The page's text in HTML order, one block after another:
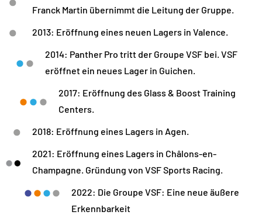
Franck Martin übernimmt die Leitung der Gruppe.
2013: Eröffnung eines neuen Lagers in Valence.
2014: Panther Pro tritt der Groupe VSF bei. VSF
eröffnet ein neues Lager in Guichen.
2017: Eröffnung des Glass & Boost Training
Centers.
2018: Eröffnung eines Lagers in Agen.
2021: Eröffnung eines Lagers in Châlons-en-
Champagne. Gründung von VSF Sports Racing.
2022: Die Groupe VSF: Eine neue äußere
Erkennbarkeit